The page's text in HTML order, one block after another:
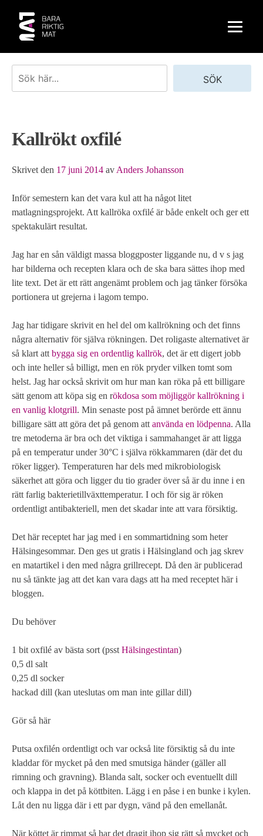
content
SÖK
Kallrökt oxfilé
Skrivet den 17 juni 2014 av Anders Johansson
Inför semestern kan det vara kul att ha något litet
matlagningsprojekt. Att kallröka oxfilé är både enkelt och ger ett
spektakulärt resultat.
Jag har en sån väldigt massa bloggposter liggande nu, d v s jag
har bilderna och recepten klara och de ska bara sättes ihop med
lite text. Det är ett rätt angenämt problem och jag tänker försöka
portionera ut grejerna i lagom tempo.
Jag har tidigare skrivit en hel del om kallrökning och det finns
några alternativ för själva rökningen. Det roligaste alternativet är
så klart att bygga sig en ordentlig kallrök, det är ett digert jobb
och inte heller så billigt, men en rök pryder vilken tomt som
helst. Jag har också skrivit om hur man kan röka på ett billigare
sätt genom att köpa sig en rökdosa som möjliggör kallrökning i
en vanlig klotgrill. Min senaste post på ämnet berörde ett ännu
billigare sätt att göra det på genom att använda en lödpenna. Alla
tre metoderna är bra och det viktiga i sammahanget är att ligga
på en temperatur under 30°C i själva rökkammaren (där det du
röker ligger). Temperaturen har dels med mikrobiologisk
säkerhet att göra och ligger du tio grader över så är du inne i en
rätt farlig bakterietillväxttemperatur. I och för sig är röken
ordentligt antibakteriell, men det skadar inte att vara försiktig.
Det här receptet har jag med i en sommartidning som heter
Hälsingesommar. Den ges ut gratis i Hälsingland och jag skrev
en matartikel i den med några grillrecept. Då den är publicerad
nu så tänkte jag att det kan vara dags att ha med receptet här i
bloggen.
Du behöver
1 bit oxfilé av bästa sort (psst Hälsingestintan)
0,5 dl salt
0,25 dl socker
hackad dill (kan uteslutas om man inte gillar dill)
Gör så här
Putsa oxfilén ordentligt och var också lite försiktig så du inte
kladdar för mycket på den med smutsiga händer (gäller all
rimning och gravning). Blanda salt, socker och eventuellt dill
och klappa in det på köttbiten. Lägg i en påse i en bunke i kylen.
Låt den nu ligga där i ett par dygn, vänd på den emellanåt.
När köttet är rimmat så har det dragit ihop sig rätt så mycket och